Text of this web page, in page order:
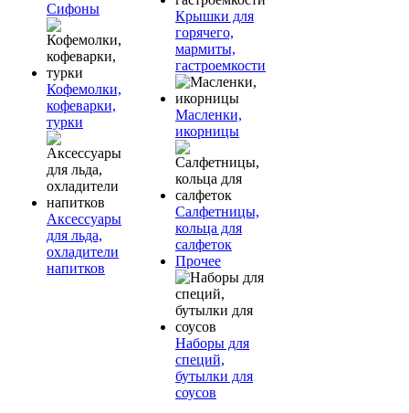
Сифоны
Кофемолки,
кофеварки,
турки
Аксессуары
для льда,
охладители
напитков
Крышки для
горячего,
мармиты,
гастроемкости
Масленки,
икорницы
Салфетницы,
кольца для
салфеток
Прочее
Наборы для
специй,
бутылки для
соусов